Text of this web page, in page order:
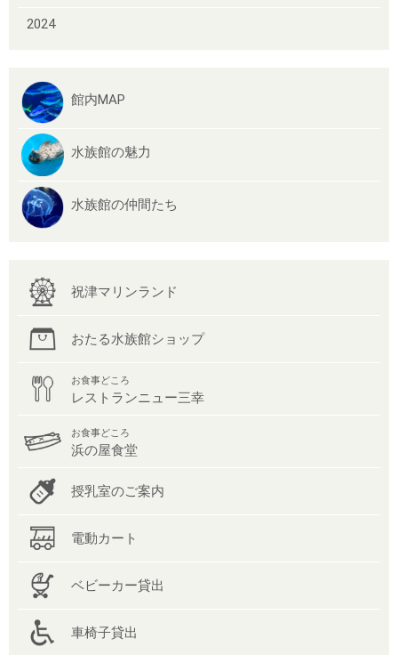
2024
館内MAP
水族館の魅力
水族館の仲間たち
祝津マリンランド
おたる水族館ショップ
お食事どころ
レストランニュー三幸
お食事どころ
浜の屋食堂
授乳室のご案内
電動カート
ベビーカー貸出
車椅子貸出